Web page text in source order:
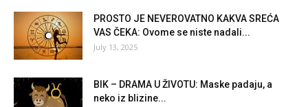
PROSTO JE NEVEROVATNO KAKVA SREĆA
VAS ČEKA: Ovome se niste nadali...
July 13, 2025
BIK – DRAMA U ŽIVOTU: Maske padaju, a
neko iz blizine...